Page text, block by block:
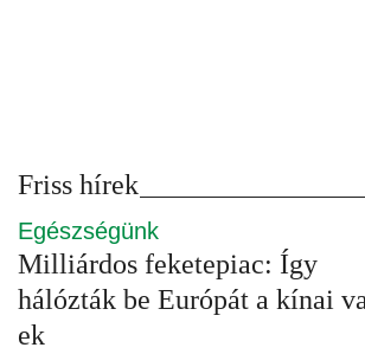
Friss hírek
Egészségünk
Milliárdos feketepiac: Így
hálózták be Európát a kínai
ek